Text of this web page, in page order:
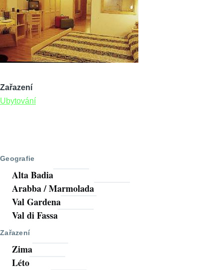
Zařazení
Ubytování
Geografie
Alta Badia
Arabba / Marmolada
Val Gardena
Val di Fassa
Zařazení
Zima
Léto